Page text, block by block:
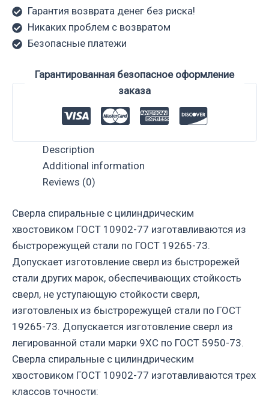
Гарантия возврата денег без риска!
Никаких проблем с возвратом
Безопасные платежи
Гарантированная безопасное оформление
заказа
Description
Additional information
Reviews (0)
Сверла спиральные с цилиндрическим
хвостовиком ГОСТ 10902-77 изготавливаются из
быстрорежущей стали по ГОСТ 19265-73.
Допускает изготовление сверл из быстрорежей
стали других марок, обеспечивающих стойкость
сверл, не уступающую стойкости сверл,
изготовленых из быстрорежущей стали по ГОСТ
19265-73. Допускается изготовление сверл из
легированной стали марки 9ХС по ГОСТ 5950-73.
Сверла спиральные с цилиндрическим
хвостовиком ГОСТ 10902-77 изготавливаются трех
классов точности: